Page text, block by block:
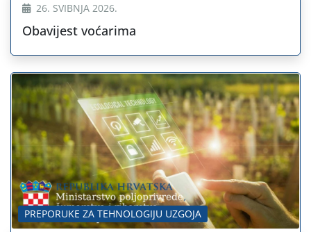
26. SVIBNJA 2026.
Obavijest voćarima
PREPORUKE ZA TEHNOLOGIJU UZGOJA